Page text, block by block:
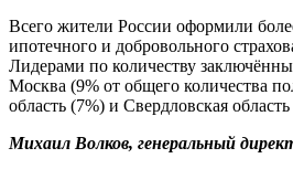
Всего жители России оформили
ипотечного и добровольного
Лидерами по количеству
Москва (9% от общего количества
область (7%) и Свердловская
Михаил Волков, генеральный